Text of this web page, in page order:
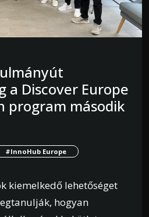
a Discover Europe
program második
#InnoHub Europe
kiemelkedő lehetőséget
hogyan